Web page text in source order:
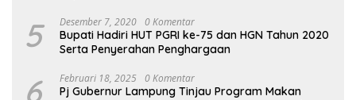
5 Desember 7, 2020 0 Komentar
Bupati Hadiri HUT PGRI ke-75 dan HGN Tahun 2020
Serta Penyerahan Penghargaan
6 Februari 18, 2025 0 Komentar
Pj Gubernur Lampung Tinjau Program Makan